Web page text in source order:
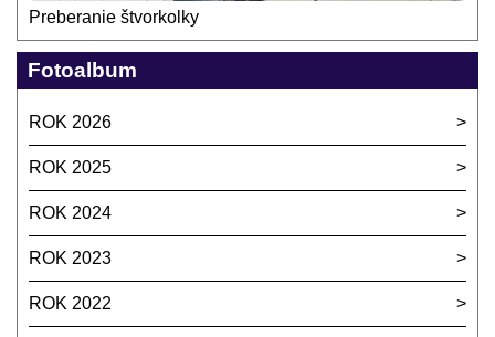
Preberanie štvorkolky
Fotoalbum
ROK 2026
ROK 2025
ROK 2024
ROK 2023
ROK 2022